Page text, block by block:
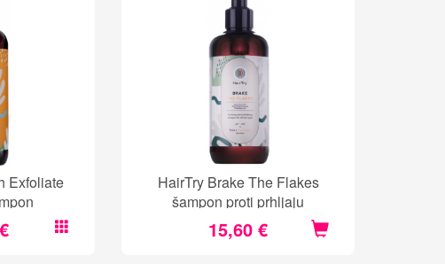
Exfoliate
HairTry Brake The Flakes
šampon proti prhljaju
15,60 €